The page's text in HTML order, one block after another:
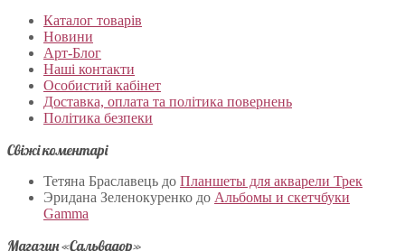
Каталог товарів
Новини
Арт-Блог
Наші контакти
Особистий кабінет
Доставка, оплата та політика повернень
Політика безпеки
Свіжі коментарі
Тетяна Браславець до Планшеты для акварели Трек
Эридана Зеленокуренко до Альбомы и скетчбуки
Gamma
Магазин «Сальвадор»